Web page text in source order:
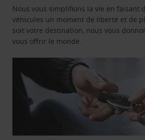
Nous vous simplifions la vie en faisant
véhicules un moment de liberté et de
soit votre destination, nous vous
vous offrir le monde.